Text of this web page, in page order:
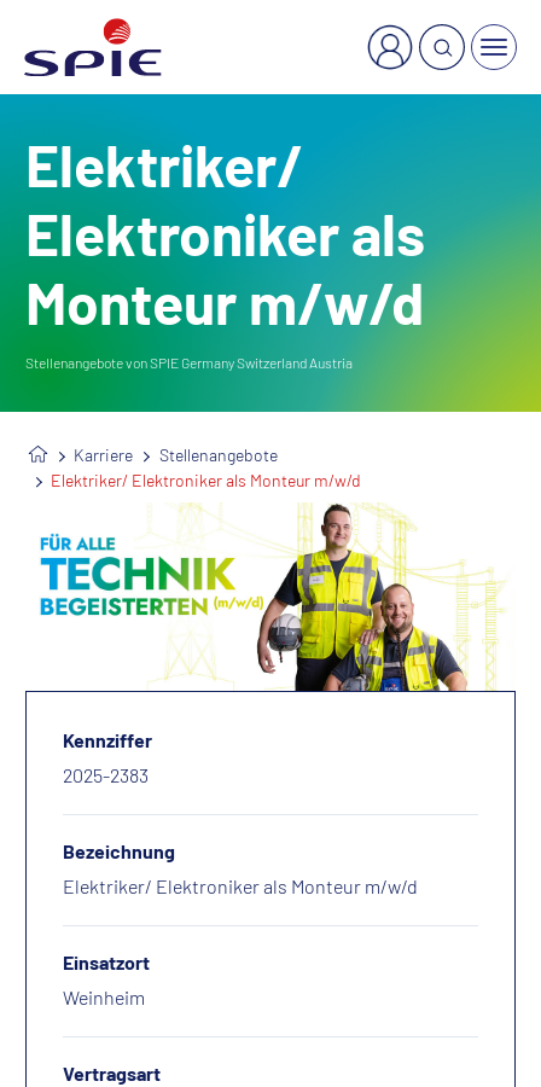
Elektriker/
Elektroniker als
Monteur m/w/d
Stellenangebote von SPIE Germany Switzerland Austria
Karriere
Stellenangebote
Elektriker/ Elektroniker als Monteur m/w/d
Kennziffer
2025-2383
Bezeichnung
Elektriker/ Elektroniker als Monteur m/w/d
Einsatzort
Weinheim
Vertragsart